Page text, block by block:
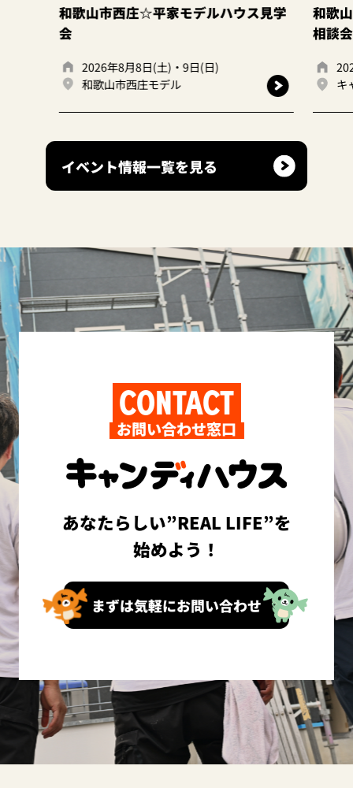
和歌山市西庄☆平家モデルハウス見学
会
2026年8月8日(土)・9日(日)
和歌山市西庄モデル
和歌
相談
キ
イベント情報一覧を見る
CONTACT
お問い合わせ窓口
あなたらしい”REAL LIFE”を
始めよう！
まずは気軽にお問い合わせ